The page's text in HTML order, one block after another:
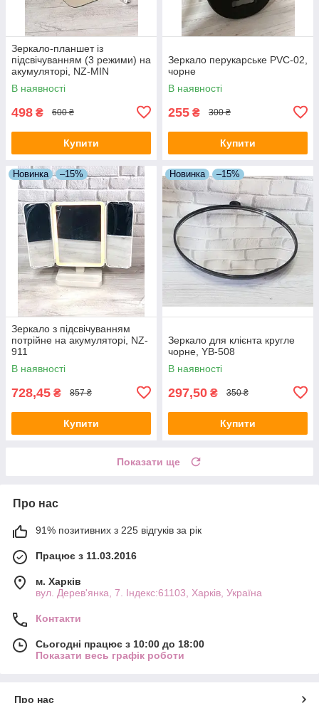
Зеркало-планшет із
підсвічуванням (3 режими) на
акумуляторі, NZ-MIN
В наявності
498 ₴ 600 ₴
Купити
Зеркало перукарське PVC-02,
чорне
В наявності
255 ₴ 300 ₴
Купити
Новинка –15%
Зеркало з підсвічуванням
потрійне на акумуляторі, NZ-
911
В наявності
728,45 ₴ 857 ₴
Купити
Новинка –15%
Зеркало для клієнта кругле
чорне, YB-508
В наявності
297,50 ₴ 350 ₴
Купити
Показати ще
Про нас
91% позитивних з 225 відгуків за рік
Працює з 11.03.2016
м. Харків
вул. Дерев'янка, 7. Індекс:61103, Харків, Україна
Контакти
Сьогодні працює з 10:00 до 18:00
Показати весь графік роботи
Про нас